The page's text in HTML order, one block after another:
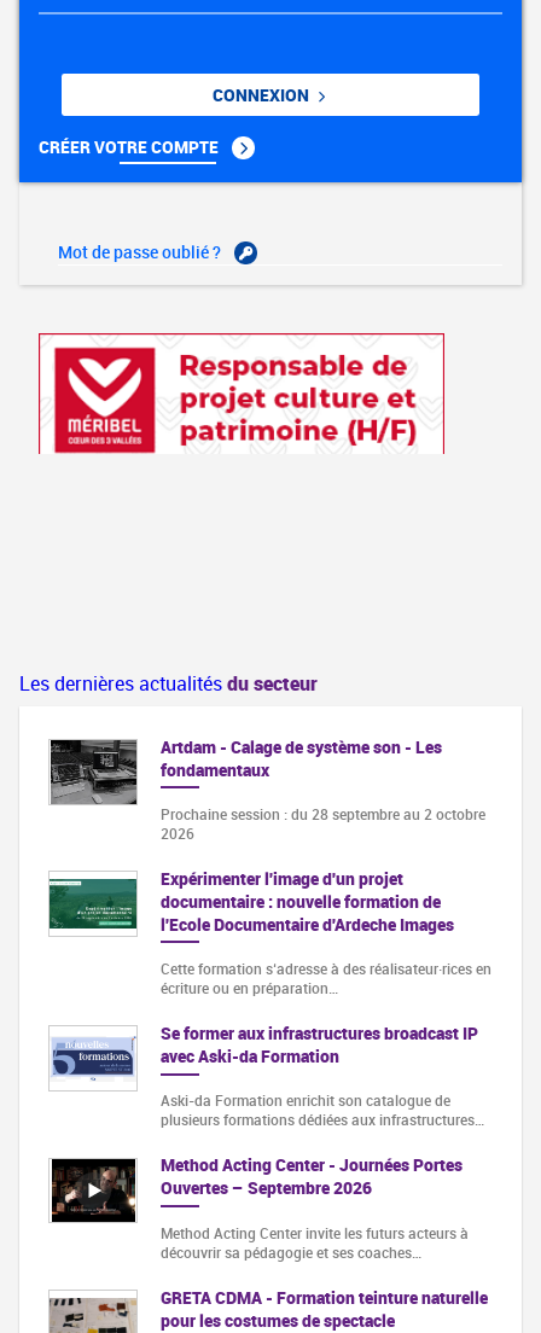
CONNEXION
CRÉER VOTRE COMPTE
Mot de passe oublié ?
Les dernières actualitésdu secteur
Artdam - Calage de système son - Les
fondamentaux
Prochaine session : du 28 septembre au 2 octobre
2026
Expérimenter l'image d'un projet
documentaire : nouvelle formation de
l'Ecole Documentaire d'Ardeche Images
Cette formation s‘adresse à des réalisateur·rices en
écriture ou en préparation…
Se former aux infrastructures broadcast IP
avec Aski-da Formation
Aski-da Formation enrichit son catalogue de
plusieurs formations dédiées aux infrastructures…
Method Acting Center - Journées Portes
Ouvertes – Septembre 2026
Method Acting Center invite les futurs acteurs à
découvrir sa pédagogie et ses coaches…
GRETA CDMA - Formation teinture naturelle
pour les costumes de spectacle